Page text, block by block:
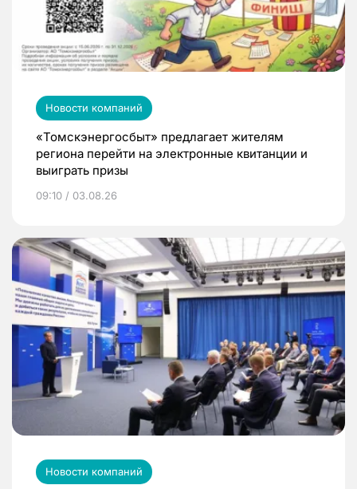
Новости компаний
«Томскэнергосбыт» предлагает жителям
региона перейти на электронные квитанции и
выиграть призы
09:10 / 03.08.26
Новости компаний